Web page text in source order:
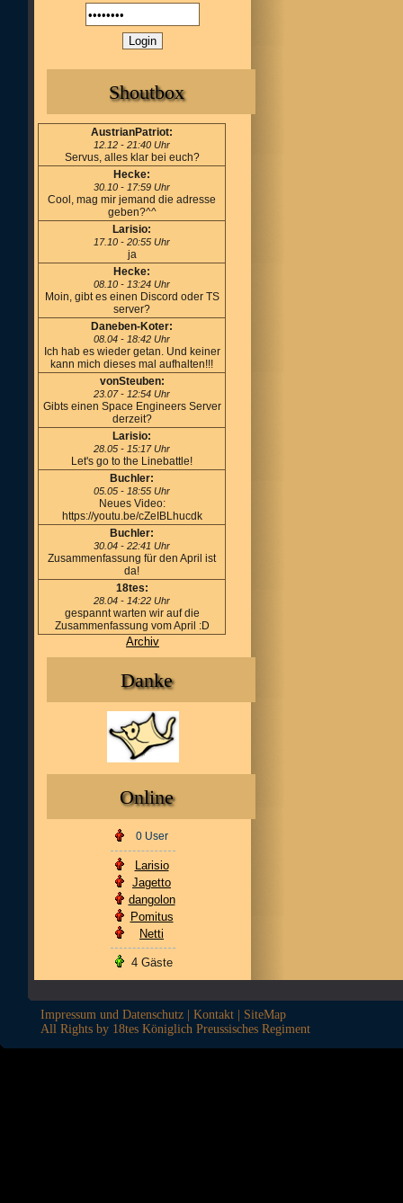
Shoutbox
AustrianPatriot:
12.12 - 21:40 Uhr
Servus, alles klar bei euch?
Hecke:
30.10 - 17:59 Uhr
Cool, mag mir jemand die adresse
geben?^^
Larisio:
17.10 - 20:55 Uhr
ja
Hecke:
08.10 - 13:24 Uhr
Moin, gibt es einen Discord oder TS
server?
Daneben-Koter:
08.04 - 18:42 Uhr
Ich hab es wieder getan. Und keiner
kann mich dieses mal aufhalten!!!
vonSteuben:
23.07 - 12:54 Uhr
Gibts einen Space Engineers Server
derzeit?
Larisio:
28.05 - 15:17 Uhr
Let's go to the Linebattle!
Buchler:
05.05 - 18:55 Uhr
Neues Video:
https://youtu.be/cZeIBLhucdk
Buchler:
30.04 - 22:41 Uhr
Zusammenfassung für den April ist
da!
18tes:
28.04 - 14:22 Uhr
gespannt warten wir auf die
Zusammenfassung vom April :D
Archiv
Danke
Online
0 User
Larisio
Jagetto
dangolon
Pomitus
Netti
4 Gäste
Impressum und Datenschutz Kontakt
SiteMap
All Rights by 18tes Königlich Preussisches Regiment